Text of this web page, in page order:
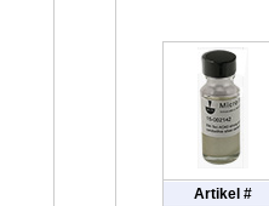
Artikel #